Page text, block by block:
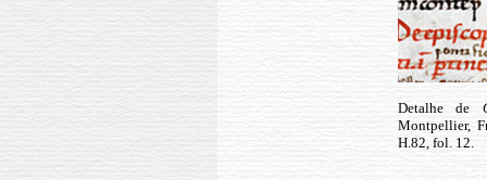
Detalhe de
Montpellier,
H.82, fol. 12.